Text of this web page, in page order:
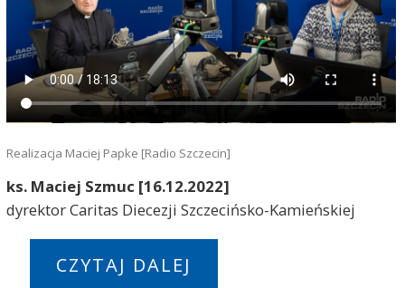
Realizacja Maciej Papke [Radio Szczecin]
ks. Maciej Szmuc [16.12.2022]
dyrektor Caritas Diecezji Szczecińsko-Kamieńskiej
CZYTAJ DALEJ